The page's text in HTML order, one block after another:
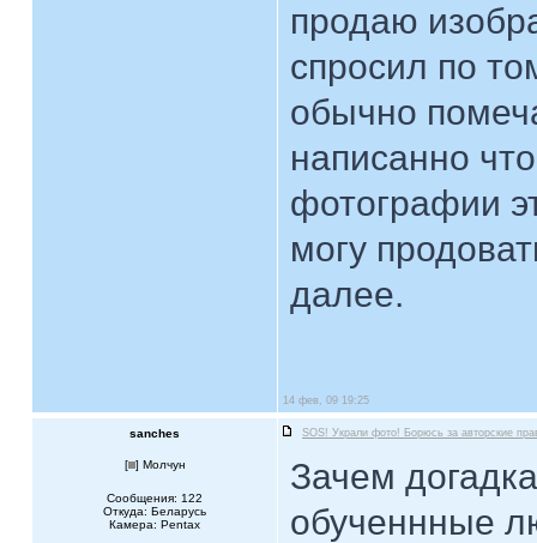
продаю
спросил по
обычно
написанно
фотографии
могу
далее.
14 фев, 09 19:25
sanches SOS! Украли фото! Борюсь за авторские
[ ] Молчун
Сообщения: 122
Откуда: Беларусь
Камера: Pentax
Зачем
обученнные